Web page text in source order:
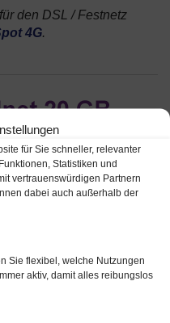
für Sie schneller, relevanter
Statistiken und
vertrauenswürdigen Partnern
dabei auch außerhalb der
Sie flexibel, welche Nutzungen
aktiv, damit alles reibungslos
den DSL / Festnetz
4G.